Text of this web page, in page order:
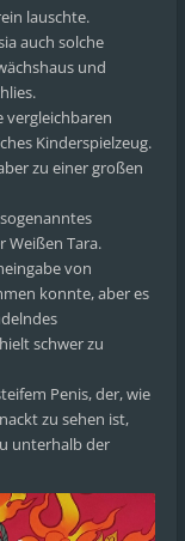
lauschte.
auch solche
und
vergleichbaren
Kinderspielzeug.
zu einer großen
Weißen Tara.
von
konnte, aber es
schwer zu
Penis, der, wie
zu sehen ist,
unterhalb der